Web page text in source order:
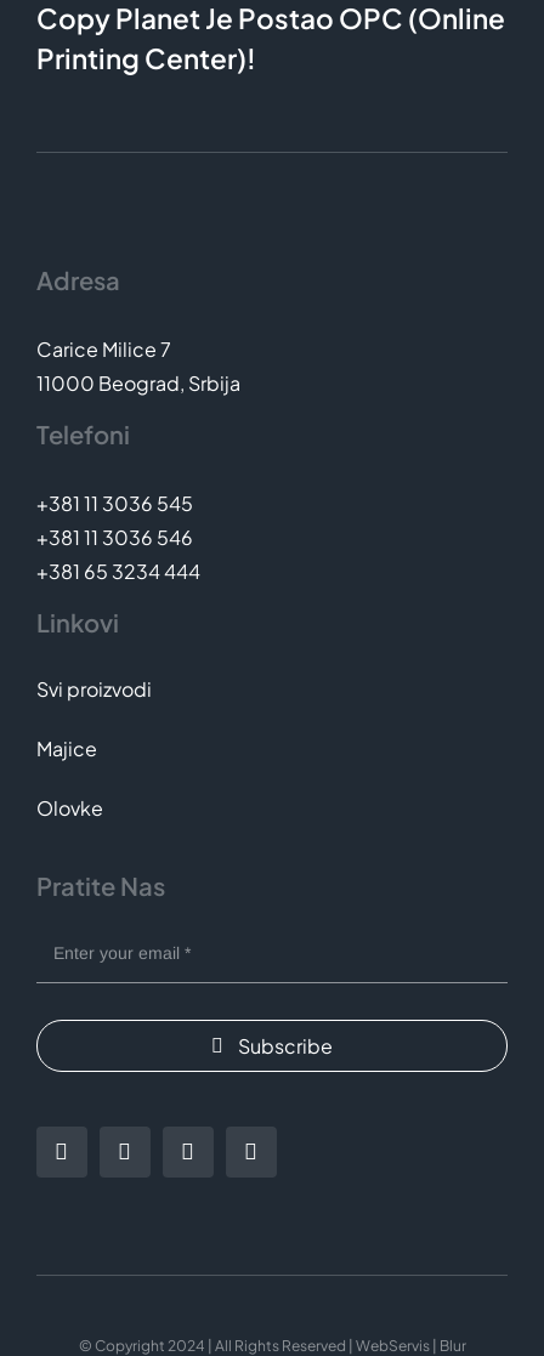
Copy Planet Je Postao OPC (Online
Printing Center)!
Adresa
Carice Milice 7
11000 Beograd, Srbija
Telefoni
+381 11 3036 545
+381 11 3036 546
+381 65 3234 444
Linkovi
Svi proizvodi
Majice
Olovke
Pratite Nas
Subscribe
© Copyright 2024 | All Rights Reserved | WebServis | Blur